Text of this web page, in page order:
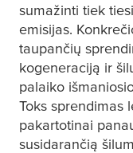
sumažinti tiek
emisijas.
taupančių
kogeneraciją ir
palaiko
Toks sprendimas
pakartotinai
susidarančią